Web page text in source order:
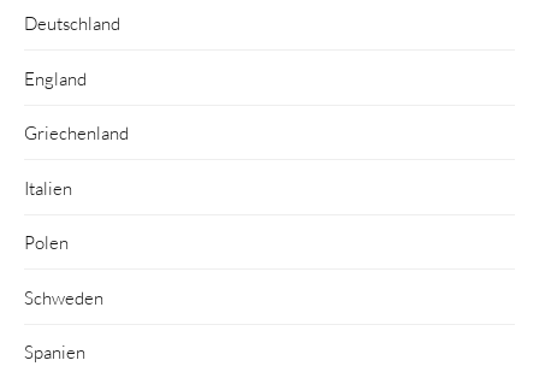
Deutschland
England
Griechenland
Italien
Polen
Schweden
Spanien